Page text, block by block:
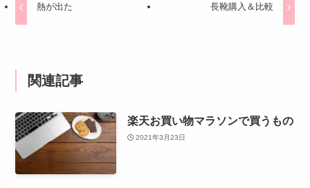
熱が出た 長靴購入＆比較
関連記事
楽天お買い物マラソンで買うもの
2021年3月23日